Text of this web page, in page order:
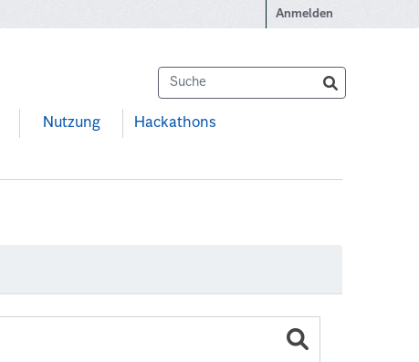
Anmelden
Nutzung Hackathons